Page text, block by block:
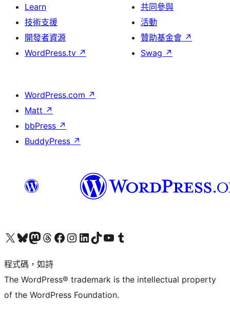
Learn
技術支援
開發者資源
WordPress.tv ↗
共同參與
活動
贊助基金會 ↗
Swag ↗
WordPress.com ↗
Matt ↗
bbPress ↗
BuddyPress ↗
查看我們的 X (之前的 Twitter) 帳號造訪我們的 Bluesky 帳號造訪我們的 Mastodon 帳號造訪我們的 Threads 帳號 造訪我們的 Facebook 粉絲專頁Visit our Instagram account
Visit our LinkedIn account
造訪我們的 TikTok 帳號Visit our YouTube channel
造訪我們的 Tumblr 帳號
程式碼，如詩
The WordPress® trademark is the intellectual property
of the WordPress Foundation.